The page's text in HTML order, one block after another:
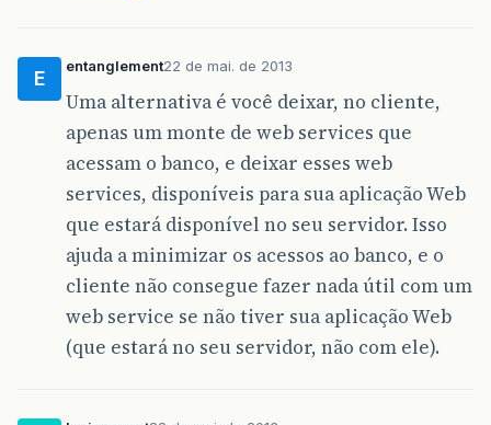
E
entanglement22 de mai. de 2013
Uma alternativa é você deixar, no cliente,
apenas um monte de web services que
acessam o banco, e deixar esses web
services, disponíveis para sua aplicação Web
que estará disponível no seu servidor. Isso
ajuda a minimizar os acessos ao banco, e o
cliente não consegue fazer nada útil com um
web service se não tiver sua aplicação Web
(que estará no seu servidor, não com ele).